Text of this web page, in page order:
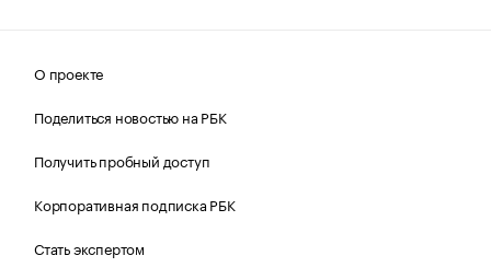
О проекте
Поделиться новостью на РБК
Получить пробный доступ
Корпоративная подписка РБК
Стать экспертом